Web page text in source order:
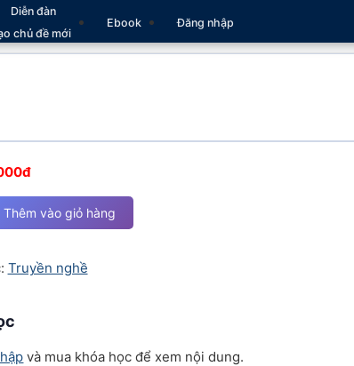
Diễn đàn
chủ đề mới
Ebook Đăng nhập
đ
Thêm vào giỏ hàng
Truyền nghề
và mua khóa học để xem nội dung.